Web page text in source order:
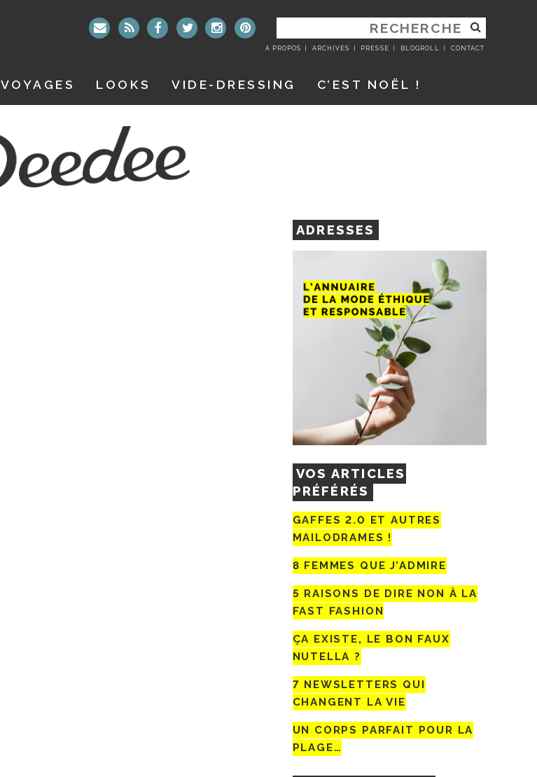
RECHERCHER
:
A PROPOS ARCHIVES PRESSE BLOGROLL CONTACT
VOYAGES LOOKS VIDE-DRESSING C’EST NOËL !
ADRESSES
VOS ARTICLES
PRÉFÉRÉS
GAFFES 2.0 ET AUTRES
MAILODRAMES !
8 FEMMES QUE J’ADMIRE
5 RAISONS DE DIRE NON À LA
FAST FASHION
ÇA EXISTE, LE BON FAUX
NUTELLA ?
7 NEWSLETTERS QUI
CHANGENT LA VIE
UN CORPS PARFAIT POUR LA
PLAGE…